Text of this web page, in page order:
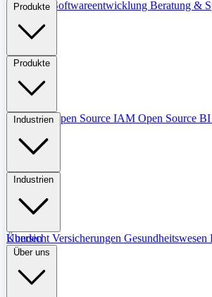
Übersicht Softwareentwicklung Beratung &
Produkte
Produkte
ÜbersichtOpen Source IAM Open Source BI
Industrien
Industrien
Übersicht Versicherungen Gesundheitswesen
Kunden
Über uns